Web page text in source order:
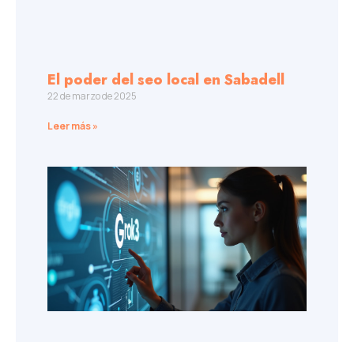
El poder del seo local en Sabadell
22 de marzo de 2025
Leer más »